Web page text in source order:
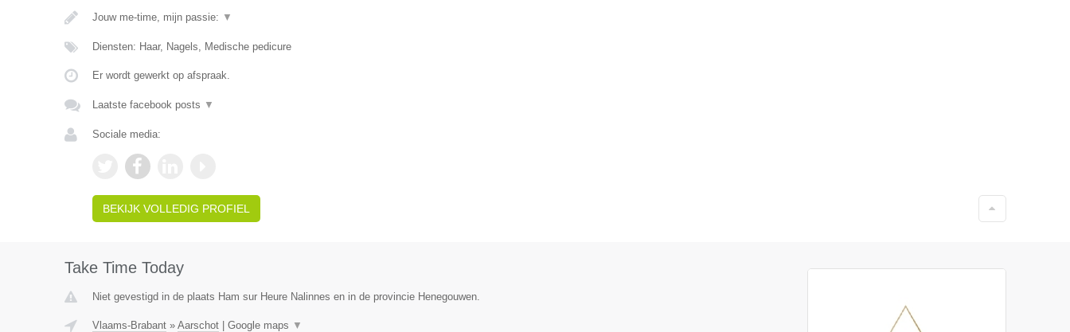
Jouw me-time, mijn passie: ▼
Diensten: Haar, Nagels, Medische pedicure
Er wordt gewerkt op afspraak.
Laatste facebook posts ▼
Sociale media:
BEKIJK VOLLEDIG PROFIEL
Take Time Today
Niet gevestigd in de plaats Ham sur Heure Nalinnes en in de provincie Henegouwen.
Vlaams-Brabant» Aarschot| Google maps ▼